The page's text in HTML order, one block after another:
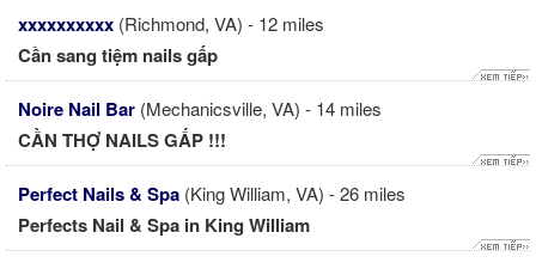
xxxxxxxxxx (Richmond, VA) - 12 miles
Cần sang tiệm nails gấp
Noire Nail Bar (Mechanicsville, VA) - 14 miles
CẦN THỢ NAILS GẤP !!!
Perfect Nails & Spa (King William, VA) - 26 miles
Perfects Nail & Spa in King William